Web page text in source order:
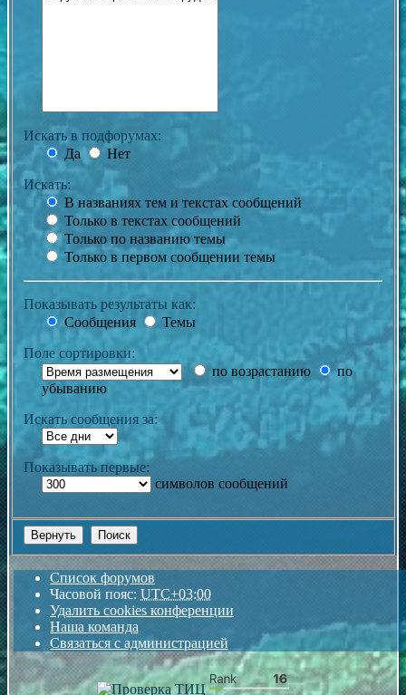
Искать в подфорумах:
Да
Нет
Искать:
В названиях тем и текстах сообщений
Только в текстах сообщений
Только по названию темы
Только в первом сообщении темы
Показывать результаты как:
Сообщения
Темы
Поле сортировки:
по возрастанию
по
убыванию
Искать сообщения за:
Показывать первые:
символов сообщений
Список форумов
Часовой пояс: UTC+03:00
Удалить cookies конференции
Наша команда
Связаться с администрацией